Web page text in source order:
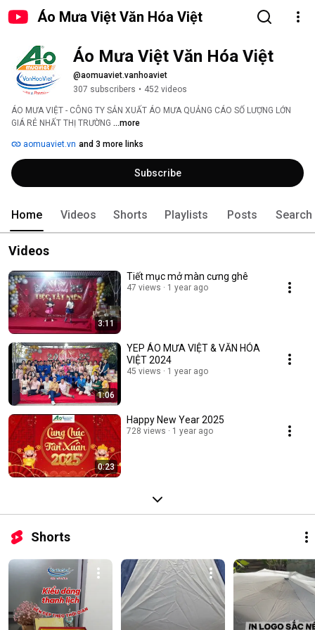
Áo Mưa Việt Văn Hóa Việt
Áo Mưa Việt Văn Hóa Việt
@aomuaviet.vanhoaviet
307 subscribers • 452 videos
ÁO MƯA VIỆT - CÔNG TY SẢN XUẤT ÁO MƯA QUẢNG CÁO SỐ LƯỢNG LỚN
GIÁ RẺ NHẤT THỊ TRƯỜNG️ ...more
aomuaviet.vn and 3 more links
Subscribe
Home Videos Shorts Playlists Posts Search
Videos
3:11
Tiết mục mở màn cưng ghê
47 views 1 year ago
1:06
YEP ÁO MƯA VIỆT & VĂN HÓA
VIỆT 2024
45 views 1 year ago
0:23
Happy New Year 2025
728 views 1 year ago
Shorts